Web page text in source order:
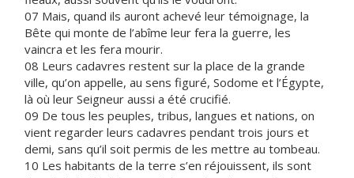
07 Mais, quand ils auront achevé leur témoignage, la
Bête qui monte de l’abîme leur fera la guerre, les
vaincra et les fera mourir.
08 Leurs cadavres restent sur la place de la grande
ville, qu’on appelle, au sens figuré, Sodome et l’Égypte,
là où leur Seigneur aussi a été crucifié.
09 De tous les peuples, tribus, langues et nations, on
vient regarder leurs cadavres pendant trois jours et
demi, sans qu’il soit permis de les mettre au tombeau.
10 Les habitants de la terre s’en réjouissent, ils sont